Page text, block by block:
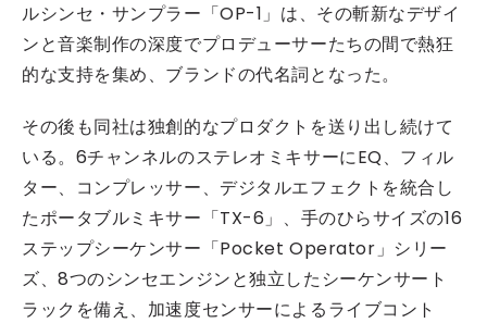
ルシンセ・サンプラー「OP-1」は、その斬新なデザイ
ンと音楽制作の深度でプロデューサーたちの間で熱狂
的な支持を集め、ブランドの代名詞となった。
その後も同社は独創的なプロダクトを送り出し続けて
いる。6チャンネルのステレオミキサーにEQ、フィル
ター、コンプレッサー、デジタルエフェクトを統合し
たポータブルミキサー「TX-6」、手のひらサイズの16
ステップシーケンサー「Pocket Operator」シリー
ズ、8つのシンセエンジンと独立したシーケンサート
ラックを備え、加速度センサーによるライブコント